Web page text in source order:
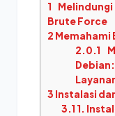
1
Brute Force
2 Memahami
2.0.1
3 Instalasi
3.1 1.